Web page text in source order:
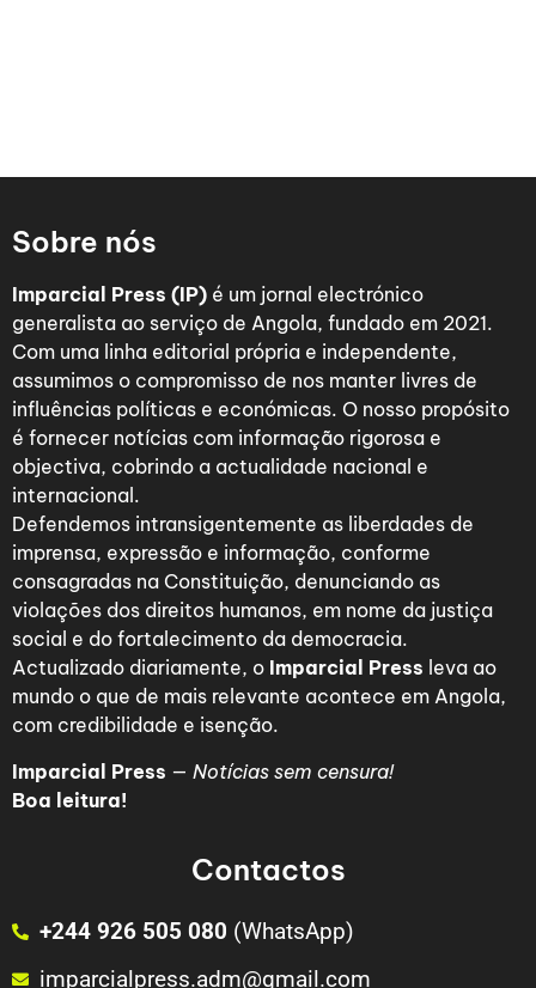
Sobre nós
Imparcial Press (IP) é um jornal electrónico
generalista ao serviço de Angola, fundado em 2021.
Com uma linha editorial própria e independente,
assumimos o compromisso de nos manter livres de
influências políticas e económicas. O nosso propósito
é fornecer notícias com informação rigorosa e
objectiva, cobrindo a actualidade nacional e
internacional.
Defendemos intransigentemente as liberdades de
imprensa, expressão e informação, conforme
consagradas na Constituição, denunciando as
violações dos direitos humanos, em nome da justiça
social e do fortalecimento da democracia.
Actualizado diariamente, o Imparcial Press leva ao
mundo o que de mais relevante acontece em Angola,
com credibilidade e isenção.
Imparcial Press — Notícias sem censura!
Boa leitura!
Contactos
+244 926 505 080 (WhatsApp)
imparcialpress.adm@gmail.com